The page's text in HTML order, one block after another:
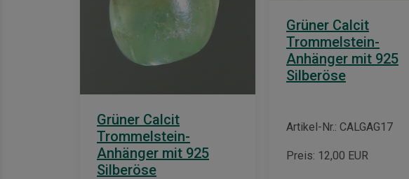
Grüner Calcit
Trommelstein-
Anhänger mit 925
Silberöse
Grüner Calcit
Trommelstein-
Anhänger mit 925
Silberöse
Artikel-Nr.: CALGAG17
Preis: 12,00 EUR